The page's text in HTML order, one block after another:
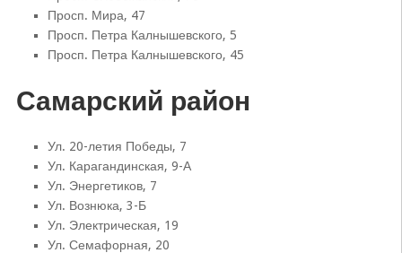
Просп. Мира, 47
Просп. Петра Калнышевского, 5
Просп. Петра Калнышевского, 45
Самарский район
Ул. 20-летия Победы, 7
Ул. Карагандинская, 9-А
Ул. Энергетиков, 7
Ул. Вознюка, 3-Б
Ул. Электрическая, 19
Ул. Семафорная, 20